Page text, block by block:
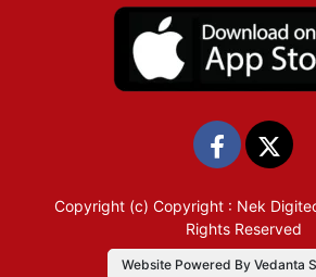
Copyright (c) Copyright : Nek
Rights Reserved
Website Powered By Vedanta